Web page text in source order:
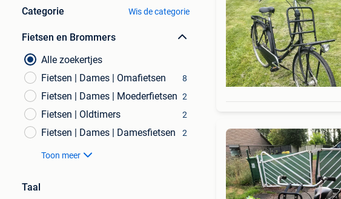
Categorie Wis de categorie
Fietsen en Brommers
Alle zoekertjes
Fietsen | Dames | Omafietsen
8
Fietsen | Dames | Moederfietsen 2
Fietsen | Oldtimers 2
Fietsen | Dames | Damesfietsen 2
Toon meer
Taal